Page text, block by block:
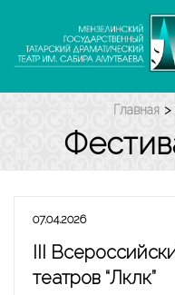
содержимому
Enter)
Главная >
07.04.2026
III
театров “Ләкләк”